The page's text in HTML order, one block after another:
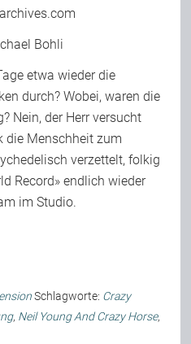
Bohli
etwa wieder die
durch? Wobei, waren die
Nein, der Herr versucht
die Menschheit zum
verzettelt, folkig
Record» endlich wieder
im Studio.
Schlagworte: Crazy
, Neil Young And Crazy Horse,